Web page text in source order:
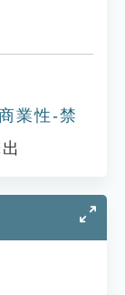
業性-禁